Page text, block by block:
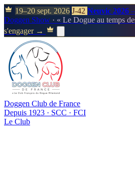
19–20 sept. 2026 J-42 Neuvic 2026
Doggen Show · « Le Dogue au temps
s'engager →
Doggen Club de France
Depuis 1923 · SCC · FCI
Le Club